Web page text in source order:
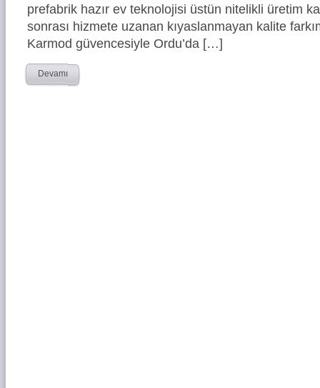
prefabrik hazır ev teknolojisi üstün nitelikli üretim
sonrası hizmete uzanan kıyaslanmayan kalite
Karmod güvencesiyle Ordu’da […]
Devamı